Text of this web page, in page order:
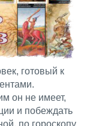
готовый к
он не имеет,
и побеждать
по гороскопу